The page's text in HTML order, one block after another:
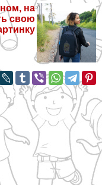
на
свою